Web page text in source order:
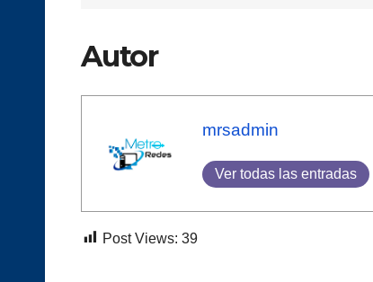
Autor
mrsadmin
Ver todas las entradas
Post Views: 39